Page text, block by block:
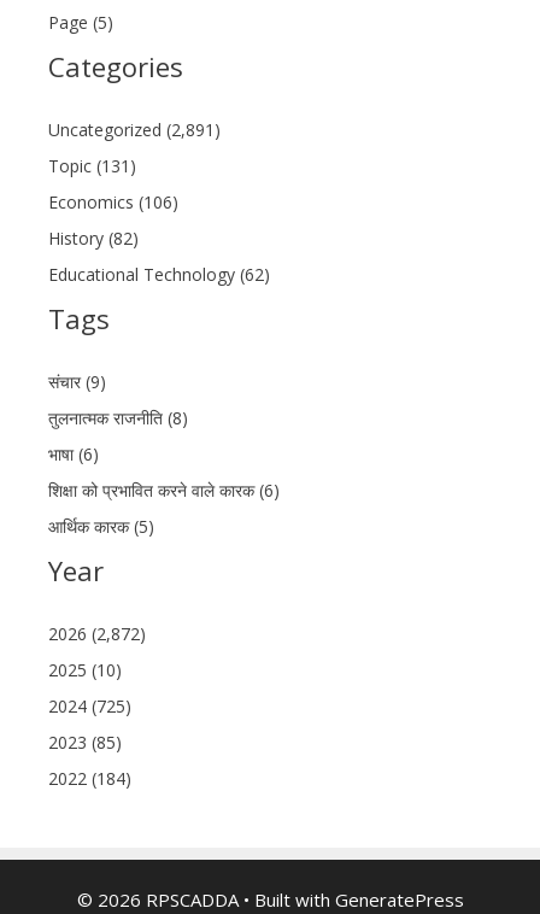
Page (5)
Categories
Uncategorized (2,891)
Topic (131)
Economics (106)
History (82)
Educational Technology (62)
Tags
संचार (9)
तुलनात्मक राजनीति (8)
भाषा (6)
शिक्षा को प्रभावित करने वाले कारक (6)
आर्थिक कारक (5)
Year
2026 (2,872)
2025 (10)
2024 (725)
2023 (85)
2022 (184)
© 2026 RPSCADDA• Built with GeneratePress